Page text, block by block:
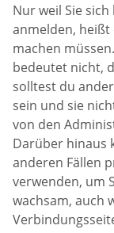
Nur weil Sie
anmelden, heißt
machen
bedeutet nicht,
solltest du
sein und sie
von den
Darüber hinaus
anderen Fällen
verwenden, um
wachsam, auch